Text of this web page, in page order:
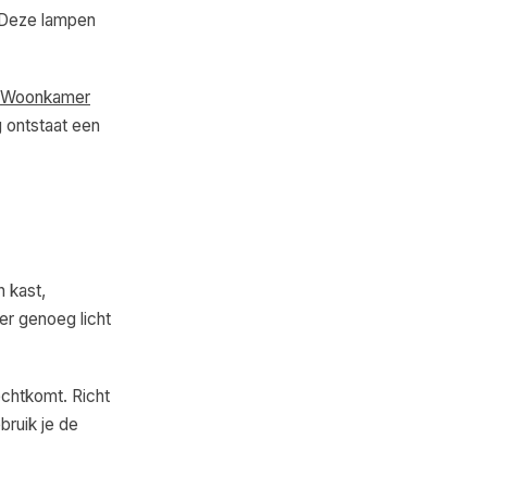
lampen
Woonkamer
ontstaat een
kast,
genoeg licht
Richt
je de